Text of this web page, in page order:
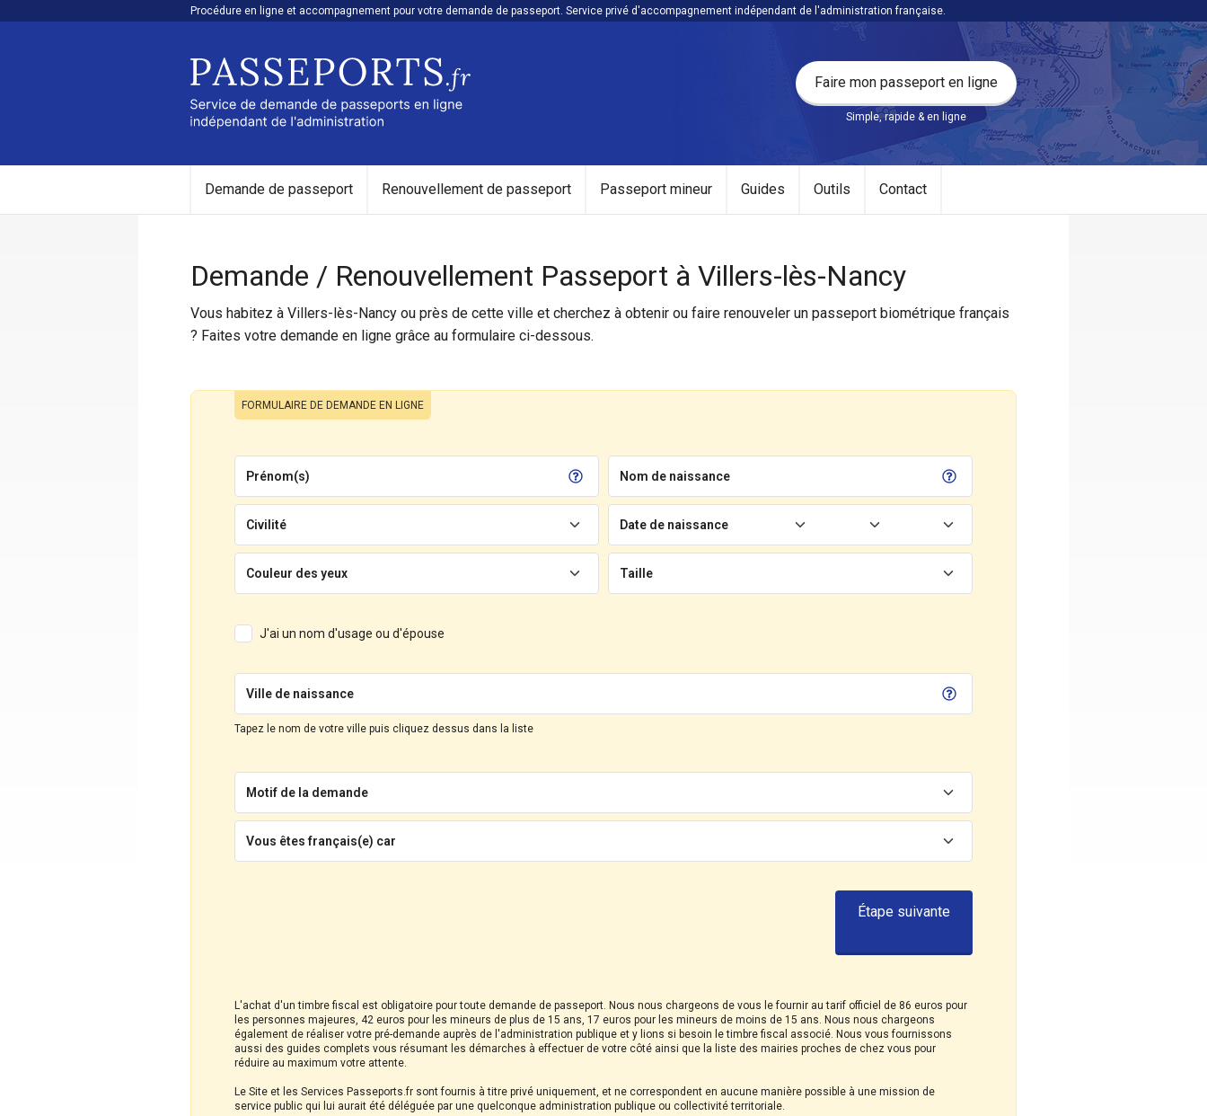
Procédure en ligne et accompagnement pour votre demande de passeport. Service privé d'accompagnement indépendant de l'administration française.
Faire mon passeport en ligne
Simple, rapide & en ligne
Demande de passeport Renouvellement de passeport Passeport mineur Guides Outils Contact
Demande / Renouvellement Passeport à Villers-lès-Nancy
Vous habitez à Villers-lès-Nancy ou près de cette ville et cherchez à obtenir ou faire renouveler un passeport biométrique français
? Faites votre demande en ligne grâce au formulaire ci-dessous.
FORMULAIRE DE DEMANDE EN LIGNE
Prénom(s) Nom de naissance
Civilité Date de naissance
Couleur des yeux Taille
J'ai un nom d'usage ou d'épouse
Ville de naissance
Tapez le nom de votre ville puis cliquez dessus dans la liste
Motif de la demande
Vous êtes français(e) car
L'achat d'un timbre fiscal est obligatoire pour toute demande de passeport. Nous nous chargeons de vous le fournir au tarif officiel de 86 euros pour
les personnes majeures, 42 euros pour les mineurs de plus de 15 ans, 17 euros pour les mineurs de moins de 15 ans. Nous nous chargeons
également de réaliser votre pré-demande auprès de l'administration publique et y lions si besoin le timbre fiscal associé. Nous vous fournissons
aussi des guides complets vous résumant les démarches à effectuer de votre côté ainsi que la liste des mairies proches de chez vous pour
réduire au maximum votre attente.
Le Site et les Services Passeports.fr sont fournis à titre privé uniquement, et ne correspondent en aucune manière possible à une mission de
service public qui lui aurait été déléguée par une quelconque administration publique ou collectivité territoriale.